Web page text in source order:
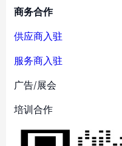
商务合作
供应商入驻
服务商入驻
广告/展会
培训合作